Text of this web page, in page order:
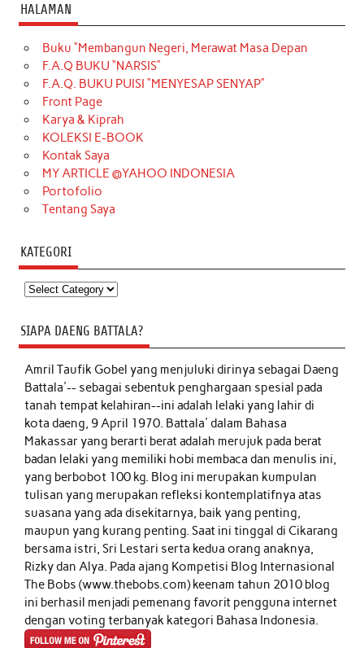
HALAMAN
Buku “Membangun Negeri, Merawat Masa Depan
F.A.Q BUKU “NARSIS”
F.A.Q. BUKU PUISI “MENYESAP SENYAP”
Front Page
Karya & Kiprah
KOLEKSI E-BOOK
Kontak Saya
MY ARTICLE @YAHOO INDONESIA
Portofolio
Tentang Saya
KATEGORI
Kategori
SIAPA DAENG BATTALA?
Amril Taufik Gobelyang menjuluki dirinya sebagai Daeng
Battala'-- sebagai sebentuk penghargaan spesial pada
tanah tempat kelahiran--ini adalah lelaki yang lahir di
kota daeng, 9 April 1970. Battala' dalam Bahasa
Makassar yang berarti berat adalah merujuk pada berat
badan lelaki yang memiliki hobi membaca dan menulis ini,
yang berbobot 100 kg. Blog ini merupakan kumpulan
tulisan yang merupakan refleksi kontemplatifnya atas
suasana yang ada disekitarnya, baik yang penting,
maupun yang kurang penting. Saat ini tinggal di Cikarang
bersama istri, Sri Lestari serta kedua orang anaknya,
Rizky dan Alya. Pada ajang Kompetisi Blog Internasional
The Bobs (www.thebobs.com) keenam tahun 2010 blog
ini berhasil menjadi pemenang favorit pengguna internet
dengan voting terbanyak kategori Bahasa Indonesia.